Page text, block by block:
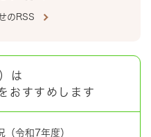
のRSS
は
おすすめします
（令和7年度）